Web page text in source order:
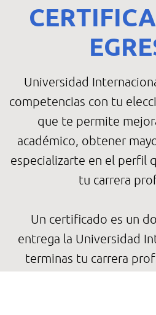
Universidad
competencias con tu
que te permite
académico, obtener
especializarte en el perfil
tu carrera
Un certificado es un
entrega la Universidad
terminas tu carrera